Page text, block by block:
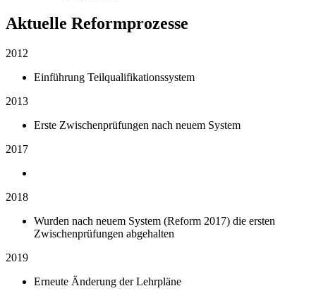
Aktuelle Reformprozesse
2012
Einführung Teilqualifikationssystem
2013
Erste Zwischenprüfungen nach neuem System
2017
2018
Wurden nach neuem System (Reform 2017) die ersten
Zwischenprüfungen abgehalten
2019
Erneute Änderung der Lehrpläne